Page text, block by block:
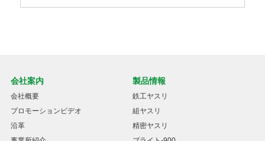
会社案内
会社概要
プロモーションビデオ
沿革
製品情報
鉄工ヤスリ
組ヤスリ
精密ヤスリ